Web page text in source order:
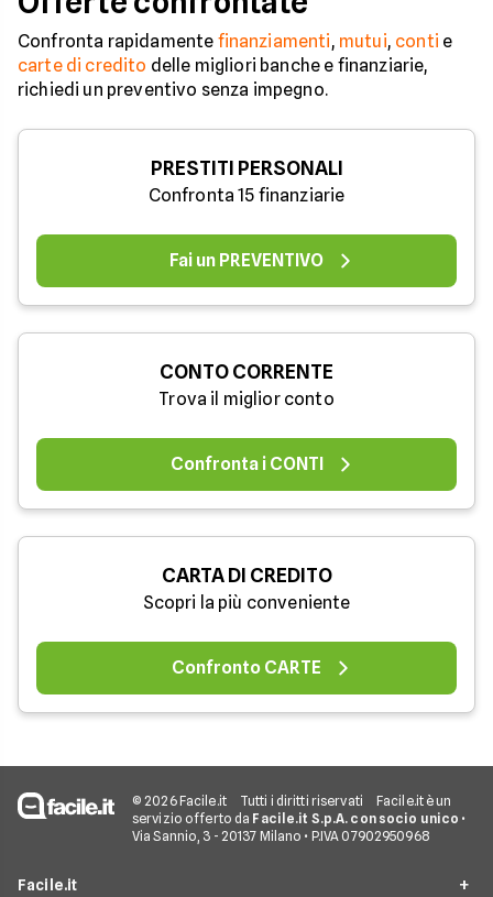
Confronta rapidamente finanziamenti, mutui, conti e
carte di credito delle migliori banche e finanziarie,
richiedi un preventivo senza impegno.
PRESTITI PERSONALI
Confronta 15 finanziarie
Fai un PREVENTIVO
CONTO CORRENTE
Trova il miglior conto
Confronta i CONTI
CARTA DI CREDITO
Scopri la più conveniente
Confronto CARTE
© 2026 Facile.it Tutti i diritti riservati
Facile.it è un
servizio offerto da Facile.it S.p.A. con socio unico •
Via Sannio, 3 - 20137 Milano • P.IVA 07902950968
Facile.it